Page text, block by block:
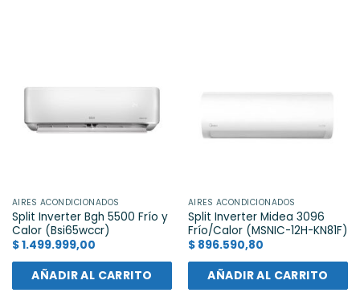
AIRES ACONDICIONADOS
Split Inverter Bgh 5500 Frío y
Calor (Bsi65wccr)
$1.499.999,00
AÑADIR AL CARRITO
AIRES ACONDICIONADOS
Split Inverter Midea 3096
Frío/Calor (MSNIC-12H-KN81F)
$896.590,80
AÑADIR AL CARRITO